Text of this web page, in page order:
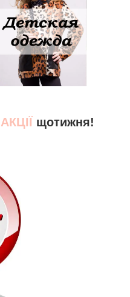
АКЦІЇ щотижня!